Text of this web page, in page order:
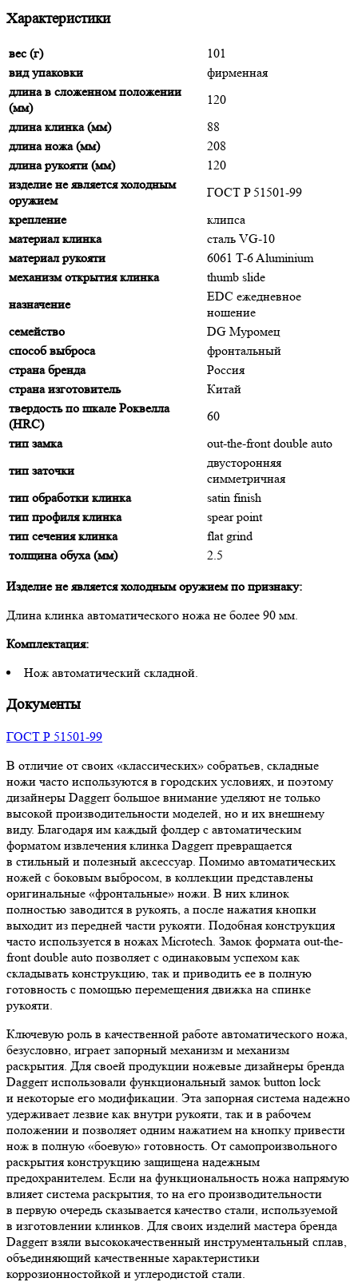
Характеристики
вес (г)
101
вид упаковки
фирменная
длина в сложенном положении
(мм)
120
длина клинка (мм)
88
длина ножа (мм)
208
длина рукояти (мм)
120
изделие не является холодным
оружием
ГОСТ P 51501-99
крепление
клипса
материал клинка
сталь VG-10
материал рукояти
6061 T-6 Aluminium
механизм открытия клинка
thumb slide
назначение
EDC ежедневное
ношение
семейство
DG Муромец
способ выброса
фронтальный
страна бренда
Россия
страна изготовитель
Китай
твердость по шкале Роквелла
(HRC)
60
тип замка
out-the-front double auto
тип заточки
двусторонняя
симметричная
тип обработки клинка
satin finish
тип профиля клинка
spear point
тип сечения клинка
flat grind
толщина обуха (мм)
2.5
Изделие не является холодным оружием по признаку:
Длина клинка автоматического ножа не более 90 мм.
Комплектация:
Нож автоматический складной.
Документы
ГОСТ Р 51501-99
В отличие от своих «классических» собратьев, складные
ножи часто используются в городских условиях, и поэтому
дизайнеры Daggerr большое внимание уделяют не только
высокой производительности моделей, но и их внешнему
виду. Благодаря им каждый фолдер с автоматическим
форматом извлечения клинка Daggerr превращается
в стильный и полезный аксессуар. Помимо автоматических
ножей с боковым выбросом, в коллекции представлены
оригинальные «фронтальные» ножи. В них клинок
полностью заводится в рукоять, а после нажатия кнопки
выходит из передней части рукояти. Подобная конструкция
часто используется в ножах Microtech. Замок формата out-the-
front double auto позволяет с одинаковым успехом как
складывать конструкцию, так и приводить ее в полную
готовность с помощью перемещения движка на спинке
рукояти.
Ключевую роль в качественной работе автоматического ножа,
безусловно, играет запорный механизм и механизм
раскрытия. Для своей продукции ножевые дизайнеры бренда
Daggerr использовали функциональный замок button lock
и некоторые его модификации. Эта запорная система надежно
удерживает лезвие как внутри рукояти, так и в рабочем
положении и позволяет одним нажатием на кнопку привести
нож в полную «боевую» готовность. От самопроизвольного
раскрытия конструкцию защищена надежным
предохранителем. Если на функциональность ножа напрямую
влияет система раскрытия, то на его производительности
в первую очередь сказывается качество стали, используемой
в изготовлении клинков. Для своих изделий мастера бренда
Daggerr взяли высококачественный инструментальный сплав,
объединяющий качественные характеристики
коррозионностойкой и углеродистой стали.